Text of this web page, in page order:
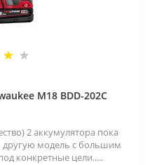
M18 BDD-202C
2 аккумулятора пока
другую модель с большим
конкретные цели.....